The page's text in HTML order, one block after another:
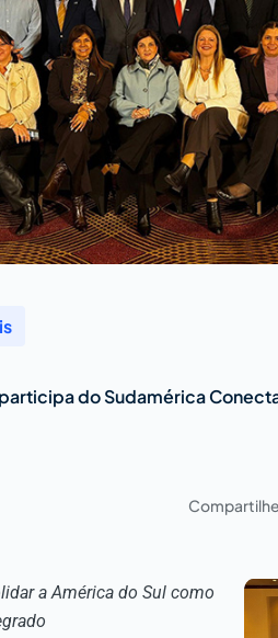
do Sudamérica
a América do Sul como